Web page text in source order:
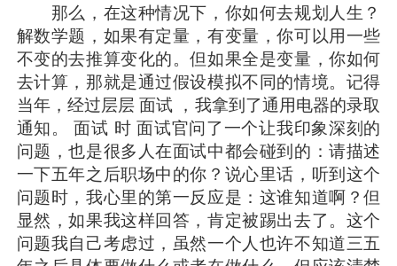
那么，在这种情况下，你如何去规划人生？
解数学题，如果有定量，有变量，你可以用一些
不变的去推算变化的。但如果全是变量，你如何
去计算，那就是通过假设模拟不同的情境。记得
当年，经过层层 面试 ，我拿到了通用电器的录取
通知。 面试 时 面试官问了一个让我印象深刻的
问题，也是很多人在面试中都会碰到的：请描述
一下五年之后职场中的你？说心里话，听到这个
问题时，我心里的第一反应是：这谁知道啊？但
显然，如果我这样回答，肯定被踢出去了。这个
问题我自己考虑过，虽然一个人也许不知道三五